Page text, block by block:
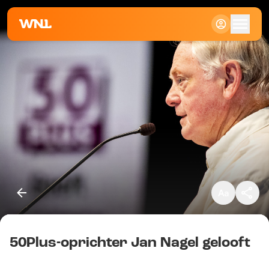
Klein
Standaard
Groot
Kopieer link
50Plus-oprichter Jan Nagel gelooft